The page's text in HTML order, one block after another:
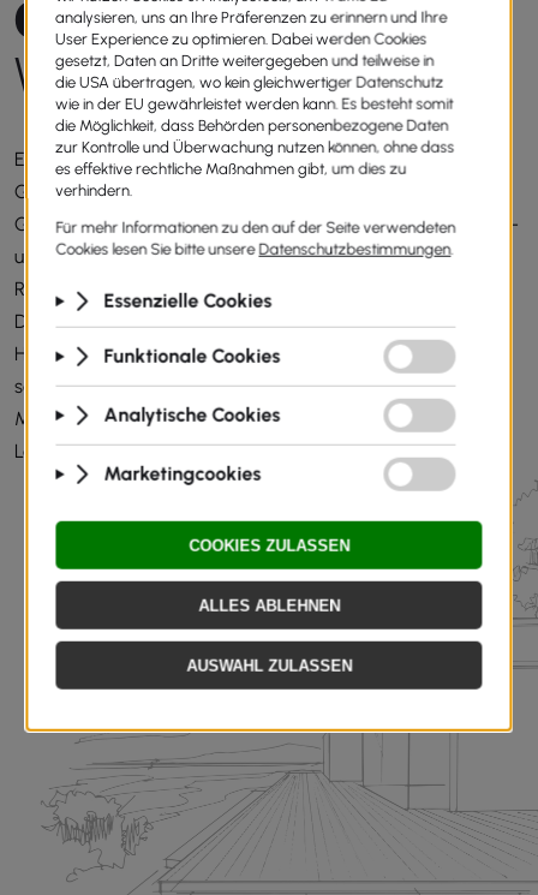
O PTIMIERTE
Wärmedämmung
Eine fachgerecht ausgeführte Wärmedämmung ist die
Grundlage für ein energieeffizientes und zukunftssicheres
Gebäude. Sist Bau bietet professionelle Lösungen für Flach-
und Steildächer und sorgt so für eine nachhaltige
Reduzierung von Wärmeverlusten. Durch moderne
Dämmtechnik verbessern wir die Energieeffizienz Ihres
Hauses spürbar, senken dauerhaft Ihre Heizkosten und
schaffen ein angenehmes Raumklima zu jeder Jahreszeit.
Mit Sist Bau erhalten Sie durchdachte, wirtschaftliche
Lösungen – alles aus einer Hand.